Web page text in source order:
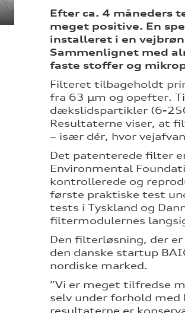
Efter ca. 4 måneders
meget positive. En
installeret i en
Sammenlignet med
faste stoffer og
Filteret tilbageholdt
fra 63 µm og opefter.
dækslidspartikler (6-
Resultaterne viser, at
– især dér, hvor
Det patenterede filter
Environmental
kontrollerede og
første praktiske test
tests i Tyskland og
filtermodulernes
Den filterløsning, der
den danske startup
nordiske marked.
”Vi er meget tilfredse
selv under forhold
resultaterne er